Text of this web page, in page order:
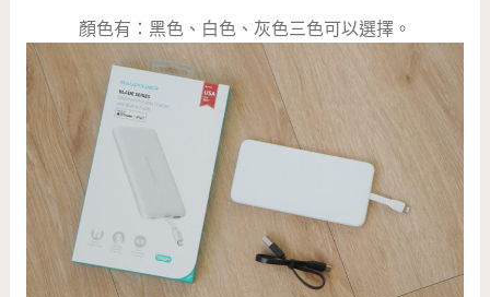
顏色有：黑色、白色、灰色三色可以選擇。